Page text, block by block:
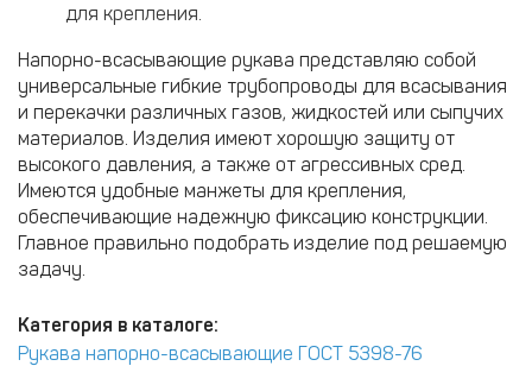
для крепления.
Напорно-всасывающие рукава представляю собой
универсальные гибкие трубопроводы для всасывания
и перекачки различных газов, жидкостей или сыпучих
материалов. Изделия имеют хорошую защиту от
высокого давления, а также от агрессивных сред.
Имеются удобные манжеты для крепления,
обеспечивающие надежную фиксацию конструкции.
Главное правильно подобрать изделие под решаемую
задачу.
Категория в каталоге:
Рукава напорно-всасывающие ГОСТ 5398-76